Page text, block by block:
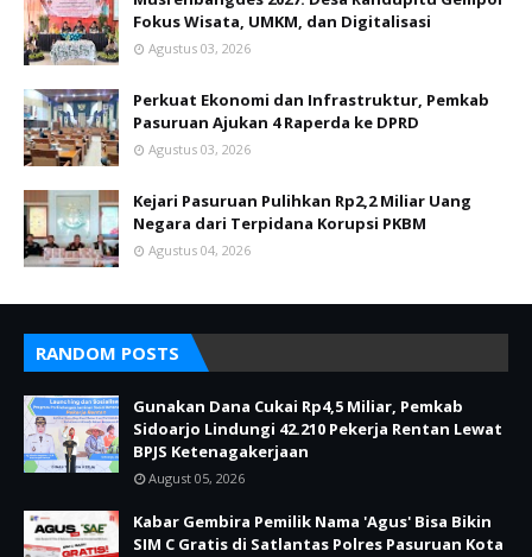
Fokus Wisata, UMKM, dan Digitalisasi
Agustus 03, 2026
Perkuat Ekonomi dan Infrastruktur, Pemkab
Pasuruan Ajukan 4 Raperda ke DPRD
Agustus 03, 2026
Kejari Pasuruan Pulihkan Rp2,2 Miliar Uang
Negara dari Terpidana Korupsi PKBM
Agustus 04, 2026
RANDOM POSTS
Gunakan Dana Cukai Rp4,5 Miliar, Pemkab
Sidoarjo Lindungi 42.210 Pekerja Rentan Lewat
BPJS Ketenagakerjaan
August 05, 2026
Kabar Gembira Pemilik Nama 'Agus' Bisa Bikin
SIM C Gratis di Satlantas Polres Pasuruan Kota